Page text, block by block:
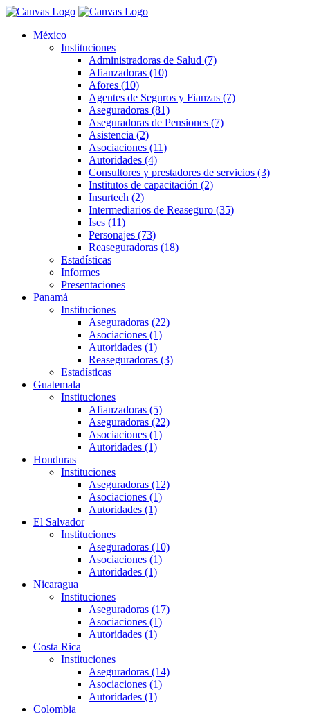
México
Instituciones
Administradoras de Salud (7)
Afianzadoras (10)
Afores (10)
Agentes de Seguros y Fianzas (7)
Aseguradoras (81)
Aseguradoras de Pensiones (7)
Asistencia (2)
Asociaciones (11)
Autoridades (4)
Consultores y prestadores de servicios (3)
Institutos de capacitación (2)
Insurtech (2)
Intermediarios de Reaseguro (35)
Ises (11)
Personajes (73)
Reaseguradoras (18)
Estadísticas
Informes
Presentaciones
Panamá
Instituciones
Aseguradoras (22)
Asociaciones (1)
Autoridades (1)
Reaseguradoras (3)
Estadísticas
Guatemala
Instituciones
Afianzadoras (5)
Aseguradoras (22)
Asociaciones (1)
Autoridades (1)
Honduras
Instituciones
Aseguradoras (12)
Asociaciones (1)
Autoridades (1)
El Salvador
Instituciones
Aseguradoras (10)
Asociaciones (1)
Autoridades (1)
Nicaragua
Instituciones
Aseguradoras (17)
Asociaciones (1)
Autoridades (1)
Costa Rica
Instituciones
Aseguradoras (14)
Asociaciones (1)
Autoridades (1)
Colombia